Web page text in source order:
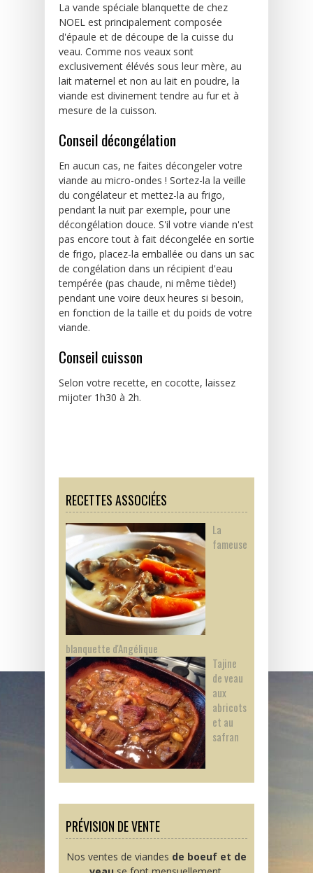
La vande spéciale blanquette de chez
NOEL est principalement composée
d'épaule et de découpe de la cuisse du
veau. Comme nos veaux sont
exclusivement élévés sous leur mère, au
lait maternel et non au lait en poudre, la
viande est divinement tendre au fur et à
mesure de la cuisson.
Conseil décongélation
En aucun cas, ne faites décongeler votre
viande au micro-ondes ! Sortez-la la veille
du congélateur et mettez-la au frigo,
pendant la nuit par exemple, pour une
décongélation douce. S'il votre viande n'est
pas encore tout à fait décongelée en sortie
de frigo, placez-la emballée ou dans un sac
de congélation dans un récipient d'eau
tempérée (pas chaude, ni même tiède!)
pendant une voire deux heures si besoin,
en fonction de la taille et du poids de votre
viande.
Conseil cuisson
Selon votre recette, en cocotte, laissez
mijoter 1h30 à 2h.
RECETTES ASSOCIÉES
La
fameuse
blanquette d'Angélique
Tajine
de veau
aux
abricots
et au
safran
PRÉVISION DE VENTE
Nos ventes de viandes de boeuf et de